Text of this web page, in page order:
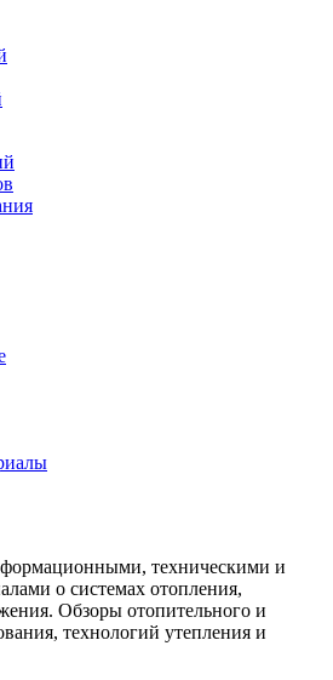
техническими и
о системах отопления,
Обзоры отопительного и
технологий утепления и